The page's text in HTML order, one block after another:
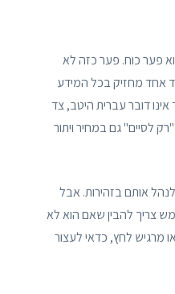
פער כוח. פער כזה לא
אחד מחזיק בכל המידע
דובר עברית היטב, צד
לסיים" גם במחיר ויתור
אותם בזהירות. אבל
צריך להבין שאם הוא לא
מרגיש לחץ, כדאי לעצור